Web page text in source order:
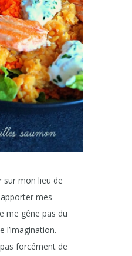
sur mon lieu de
mes
me gêne pas du
l’imagination.
forcément de